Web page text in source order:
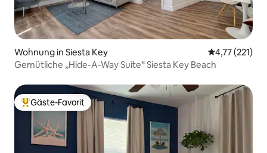
Wohnung in Siesta Key
4,77 (221)
Gemütliche „Hide-A-Way Suite“ Siesta Key Beach
Beliebter Gäste-Favorit.
Gäste-Favorit